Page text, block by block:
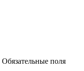
Обязательные поля